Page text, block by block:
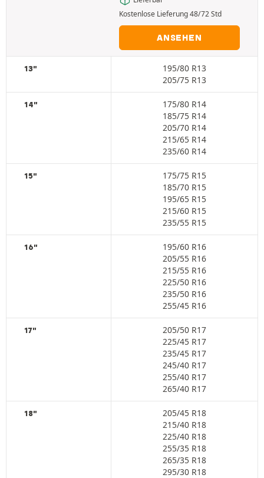
Kostenlose Lieferung 48/72 Std
ANSEHEN
13"
195/80 R13
205/75 R13
14"
175/80 R14
185/75 R14
205/70 R14
215/65 R14
235/60 R14
15"
175/75 R15
185/70 R15
195/65 R15
215/60 R15
235/55 R15
16"
195/60 R16
205/55 R16
215/55 R16
225/50 R16
235/50 R16
255/45 R16
17"
205/50 R17
225/45 R17
235/45 R17
245/40 R17
255/40 R17
265/40 R17
18"
205/45 R18
215/40 R18
225/40 R18
255/35 R18
265/35 R18
295/30 R18